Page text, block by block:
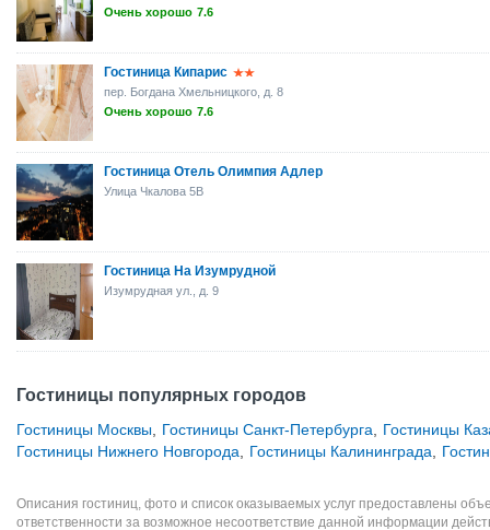
Очень хорошо 7.6
Гостиница Кипарис
пер. Богдана Хмельницкого, д. 8
Очень хорошо 7.6
Гостиница Отель Олимпия Адлер
Улица Чкалова 5B
Гостиница На Изумрудной
Изумрудная ул., д. 9
Гостиницы популярных городов
Гостиницы Москвы Гостиницы Санкт-Петербурга
Гостиницы
Гостиницы Нижнего Новгорода
Гостиницы Калининграда
Описания гостиниц, фото и список оказываемых услуг предоставлены
ответственности за возможное несоответствие данной информации